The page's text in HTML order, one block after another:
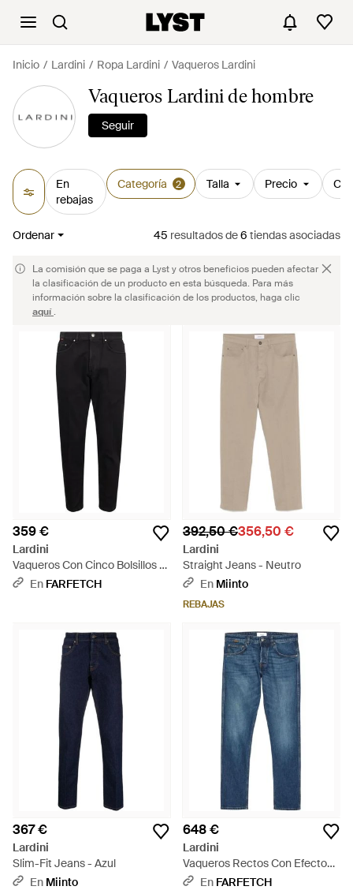
Inicio Lardini Ropa Lardini Vaqueros Lardini
Vaqueros Lardini de hombre
Seguir
En
rebajas
Categoría 2 Talla Precio
Ordenar 45 resultadosde6 tiendas asociadas
La comisión que se paga a Lyst y otros beneficios pueden afectar
la clasificación de un producto en esta búsqueda. Para más
información sobre la clasificación de los productos, haga clic
aquí.
359 €
Lardini
Vaqueros Con Cinco Bolsillos -
Negro
En FARFETCH
392,50 €356,50 €
Lardini
Straight Jeans - Neutro
En Miinto
REBAJAS
367 €
Lardini
Slim-Fit Jeans - Azul
En Miinto
648 €
Lardini
Vaqueros Rectos Con Efecto
Degradado - Azul
En FARFETCH